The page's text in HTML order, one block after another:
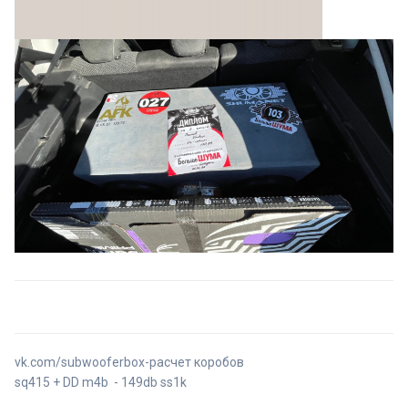
vk.com/subwooferbox-расчет коробов
sq415 + DD m4b - 149db ss1k